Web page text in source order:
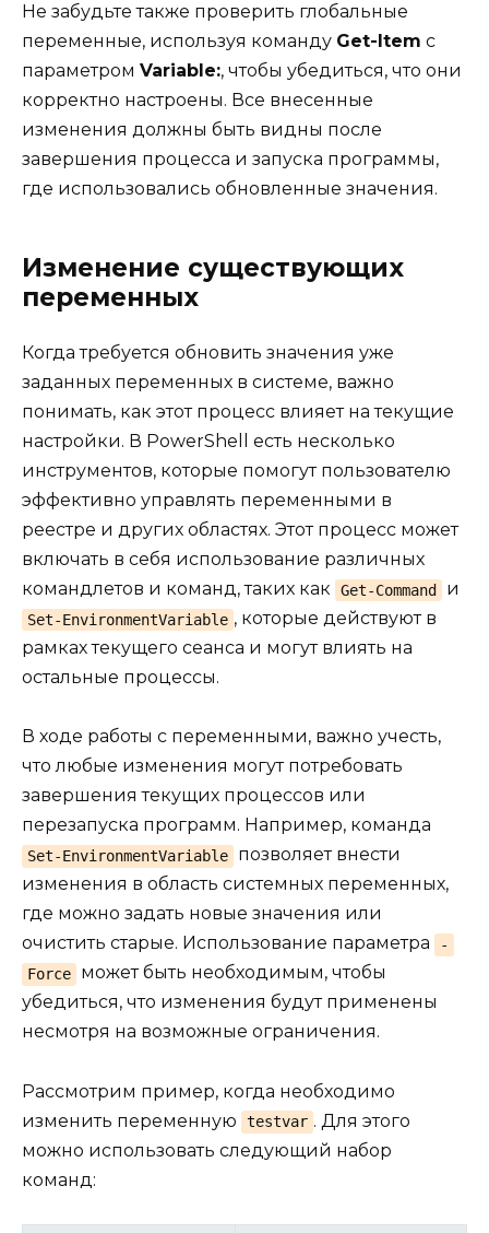
Не забудьте также проверить глобальные
переменные, используя команду Get-Item с
параметром Variable:, чтобы убедиться, что они
корректно настроены. Все внесенные
изменения должны быть видны после
завершения процесса и запуска программы,
где использовались обновленные значения.
Изменение существующих
переменных
Когда требуется обновить значения уже
заданных переменных в системе, важно
понимать, как этот процесс влияет на текущие
настройки. В PowerShell есть несколько
инструментов, которые помогут пользователю
эффективно управлять переменными в
реестре и других областях. Этот процесс может
включать в себя использование различных
командлетов и команд, таких как
Get-Command и
Set-EnvironmentVariable , которые действуют в
рамках текущего сеанса и могут влиять на
остальные процессы.
В ходе работы с переменными, важно учесть,
что любые изменения могут потребовать
завершения текущих процессов или
перезапуска программ. Например, команда
Set-EnvironmentVariable
позволяет внести
изменения в область системных переменных,
где можно задать новые значения или
очистить старые. Использование параметра
-
Force
может быть необходимым, чтобы
убедиться, что изменения будут применены
несмотря на возможные ограничения.
Рассмотрим пример, когда необходимо
изменить переменную
testvar . Для этого
можно использовать следующий набор
команд: